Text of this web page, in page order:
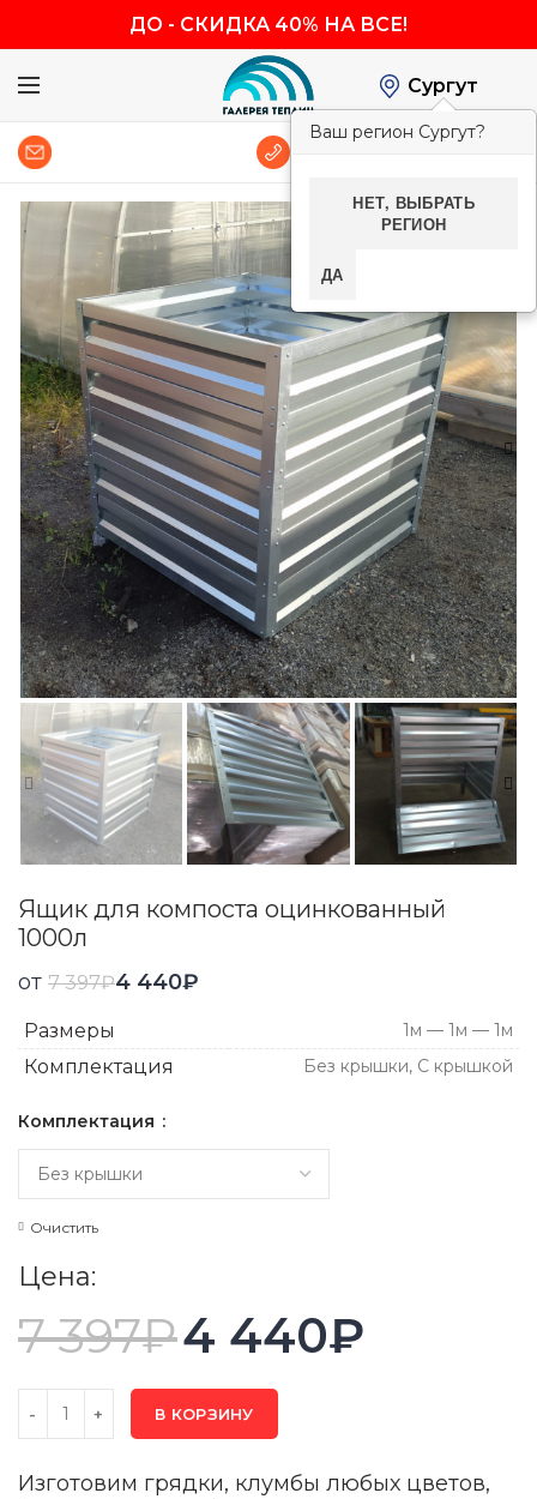
ДО - СКИДКА 40% НА ВСЕ!
Сургут
Ваш регион Сургут?
НЕТ, ВЫБРАТЬ
РЕГИОН
ДА
Ящик для компоста оцинкованный
1000л
от 7 397₽4 440₽
Размеры 1м — 1м — 1м
Комплектация Без крышки, С крышкой
Комплектация
Очистить
Цена:
7 397₽4 440₽
В КОРЗИНУ
Изготовим грядки, клумбы любых цветов,